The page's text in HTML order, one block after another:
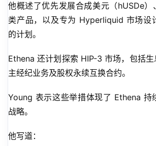
他概述了优先发展合成美元（hUSDe）
类产品，以及专为 Hyperliquid 市场设
的计划。
Ethena 还计划探索 HIP-3 市场，包括
主经纪业务及股权永续互换合约。
Young 表示这些举措体现了 Ethena 持
战略。
他写道：